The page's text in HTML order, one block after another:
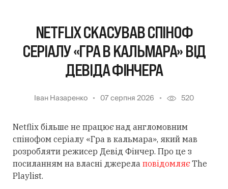
NETFLIX СКАСУВАВ СПІНОФ
СЕРІАЛУ «ГРА В КАЛЬМАРА» ВІД
ДЕВІДА ФІНЧЕРА
Іван Назаренко 07 серпня 2026 520
Netflix більше не працює над англомовним
спінофом серіалу «Гра в кальмара», який мав
розробляти режисер Девід Фінчер. Про це з
посиланням на власні джерела повідомляєThe
Playlist.